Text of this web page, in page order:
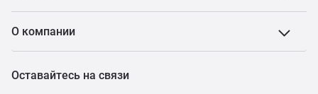
О компании
Оставайтесь на связи